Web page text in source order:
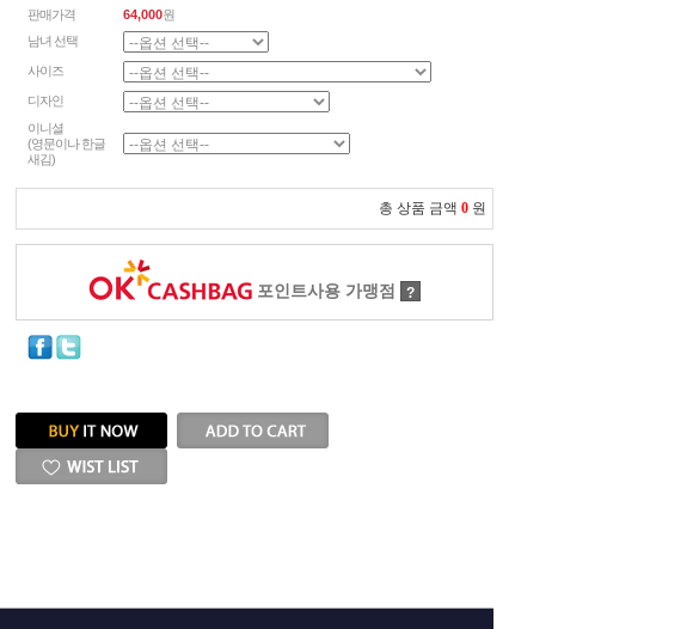
판매가격
64,000원
남녀 선택
사이즈
디자인
이니셜
(영문이나 한글
새김)
총 상품 금액 0 원
포인트사용 가맹점 ?